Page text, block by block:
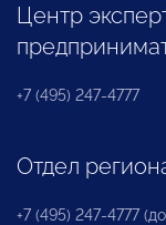
Центр
+7 (495) 247-4777
Отдел
+7 (495) 247-4777